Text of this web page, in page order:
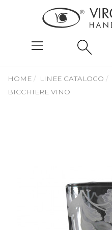
HOME LINEE CATALOGO
BICCHIERE VINO